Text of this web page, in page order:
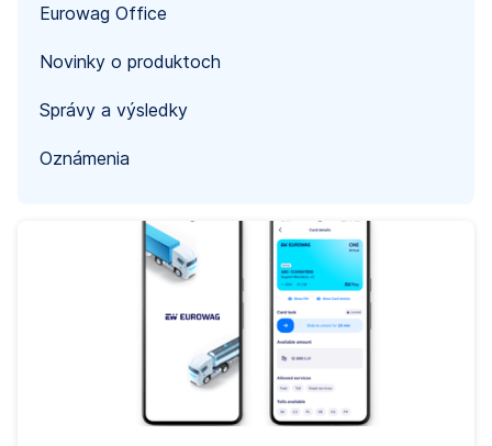
Eurowag Office
Novinky o produktoch
Správy a výsledky
Oznámenia